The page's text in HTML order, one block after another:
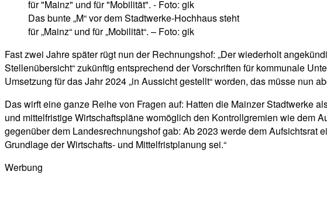
Das bunte „M“ vor dem Stadtwerke-Hochhaus steht
für „Mainz“ und für „Mobilität“. – Foto: gik
Fast zwei Jahre später rügt nun der Rechnungshof: „Der wiederholt
Stellenübersicht“ zukünftig entsprechend der Vorschriften für kommunale
Umsetzung für das Jahr 2024 „in Aussicht gestellt“ worden, das müsse nun
Das wirft eine ganze Reihe von Fragen auf: Hatten die Mainzer Stadtwerke
und mittelfristige Wirtschaftspläne womöglich den Kontrollgremien wie dem
gegenüber dem Landesrechnungshof gab: Ab 2023 werde dem
Grundlage der Wirtschafts- und Mittelfristplanung sei.“
Werbung